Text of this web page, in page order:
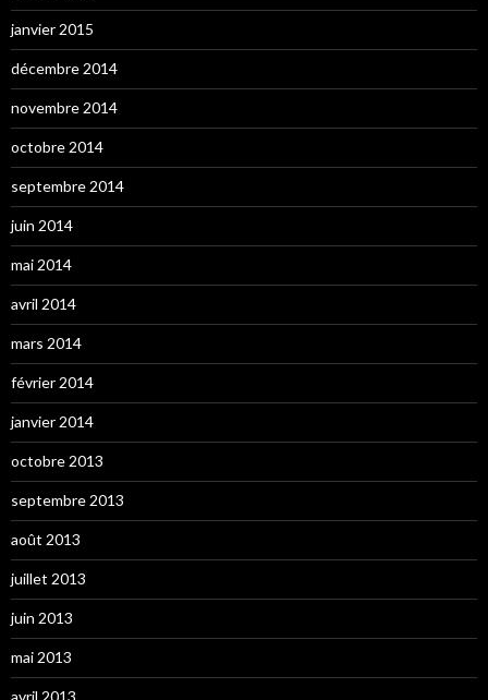
janvier 2015
décembre 2014
novembre 2014
octobre 2014
septembre 2014
juin 2014
mai 2014
avril 2014
mars 2014
février 2014
janvier 2014
octobre 2013
septembre 2013
août 2013
juillet 2013
juin 2013
mai 2013
avril 2013